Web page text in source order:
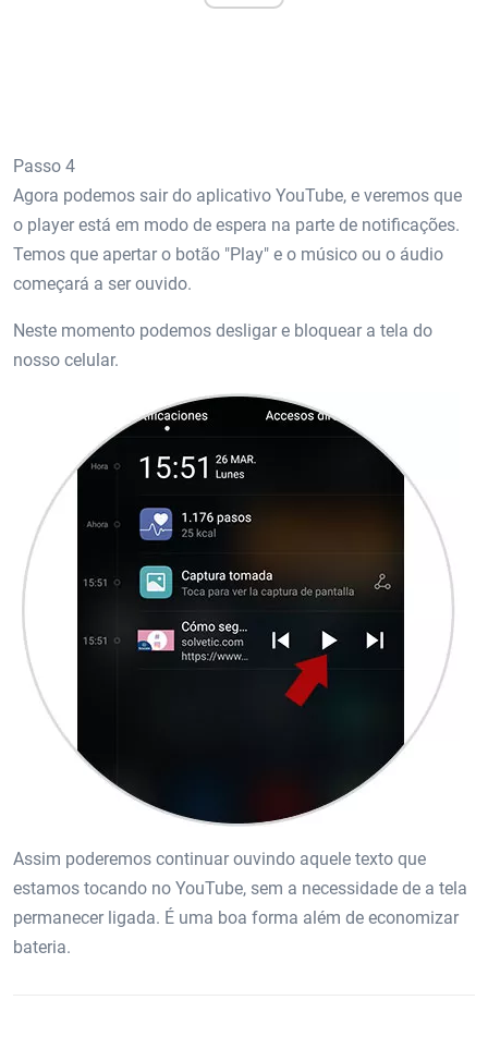
Passo 4
Agora podemos sair do aplicativo YouTube, e veremos que
o player está em modo de espera na parte de notificações.
Temos que apertar o botão "Play" e o músico ou o áudio
começará a ser ouvido.
Neste momento podemos desligar e bloquear a tela do
nosso celular.
Assim poderemos continuar ouvindo aquele texto que
estamos tocando no YouTube, sem a necessidade de a tela
permanecer ligada. É uma boa forma além de economizar
bateria.